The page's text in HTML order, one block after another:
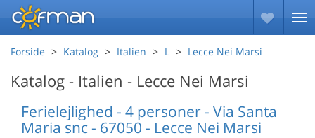
Forside Katalog Italien L Lecce Nei Marsi
Katalog - Italien - Lecce Nei Marsi
Ferielejlighed - 4 personer - Via Santa
Maria snc - 67050 - Lecce Nei Marsi